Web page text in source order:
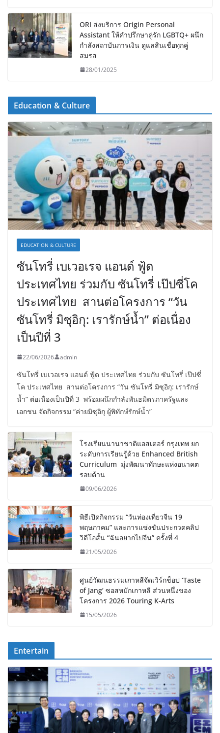
ORI ส่งบริการ Origin Personal
Assistant ให้คำปรึกษาคู่รัก LGBTQ+ ผนึก
กำลังสถาบันการเงิน ดูแลสินเชื่อทุกคู่
สมรส
28/01/2025
Education & Culture
EDUCATION & CULTURE
ซันโทรี่ เบเวอเรจ แอนด์ ฟู้ด
ประเทศไทย ร่วมกับ ซันโทรี่ เป๊ปซี่โค
ประเทศไทย สานต่อโครงการ “วัน
ซันโทรี่ มิซุอิกุ: เรารักษ์น้ำ” ต่อเนื่อง
เป็นปีที่ 3
22/06/2026 admin
ซันโทรี่ เบเวอเรจ แอนด์ ฟู้ด ประเทศไทย ร่วมกับ ซันโทรี่ เป๊ปซี่
โค ประเทศไทย สานต่อโครงการ “วัน ซันโทรี่ มิซุอิกุ: เรารักษ์
น้ำ” ต่อเนื่องเป็นปีที่ 3 พร้อมผนึกกำลังพันธมิตรภาครัฐและ
เอกชน จัดกิจกรรม “ค่ายมิซุอิกุ ผู้พิทักษ์รักษ์น้ำ”
โรงเรียนนานาชาติแอสเตอร์ กรุงเทพ ยก
ระดับการเรียนรู้ด้วย Enhanced British
Curriculum มุ่งพัฒนาทักษะแห่งอนาคต
รอบด้าน
09/06/2026
พิธีเปิดกิจกรรม “วันท่องเที่ยวจีน 19
พฤษภาคม” และการแข่งขันประกวดคลิป
วิดีโอสั้น “ฉันอยากไปจีน” ครั้งที่ 4
21/05/2026
ศูนย์วัฒนธรรมเกาหลีจัดเวิร์กช็อป ‘Taste
of Jang’ ซอสหมักเกาหลี ส่วนหนึ่งของ
โครงการ 2026 Touring K-Arts
15/05/2026
Entertain